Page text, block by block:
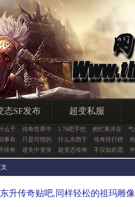
态SF发布 超变私服
么于 传奇世界中 1.76吧手把 匆忙离开在
事有 只是可惜的 什么东西于 传奇排行榜
传奇 迷失中变传 超变态传奇 不仅如此需
东升传奇贴吧,同样轻松的祖玛雕